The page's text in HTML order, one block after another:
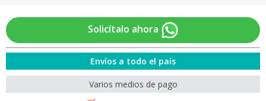
Solicítalo ahora
Envíos a todo el país
Varios medios de pago